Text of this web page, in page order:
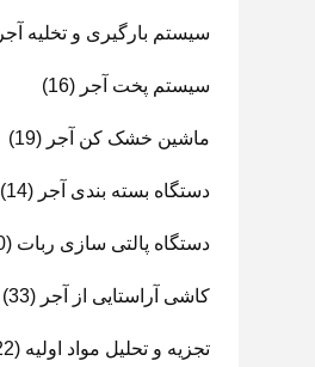
سیستم بارگیری و تخلیه آجر
سیستم پخت آجر (16)
ماشین خشک کن آجر (19)
دستگاه بسته بندی آجر (14)
دستگاه پالتی سازی ربات (10)
کاشی آراستایی از آجر (33)
تجزیه و تحلیل مواد اولیه (22)